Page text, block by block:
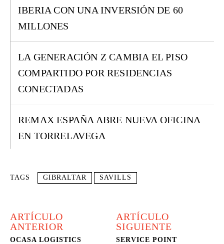
IBERIA CON UNA INVERSIÓN DE 60
MILLONES
LA GENERACIÓN Z CAMBIA EL PISO
COMPARTIDO POR RESIDENCIAS
CONECTADAS
REMAX ESPAÑA ABRE NUEVA OFICINA
EN TORRELAVEGA
TAGS GIBRALTAR SAVILLS
ARTÍCULO
ANTERIOR
OCASA LOGISTICS
ARTÍCULO
SIGUIENTE
SERVICE POINT